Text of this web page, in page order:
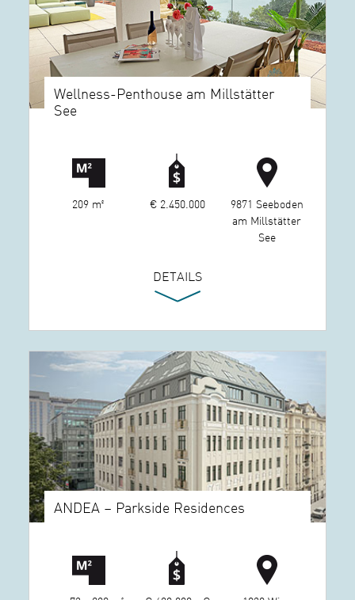
Wellness-Penthouse am Millstätter
See
209 m² € 2.450.000
9871 Seeboden
am Millstätter
See
DETAILS
ANDEA – Parkside Residences